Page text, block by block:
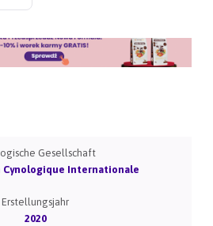
Gesellschaft
Cynologique Internationale
Erstellungsjahr
2020